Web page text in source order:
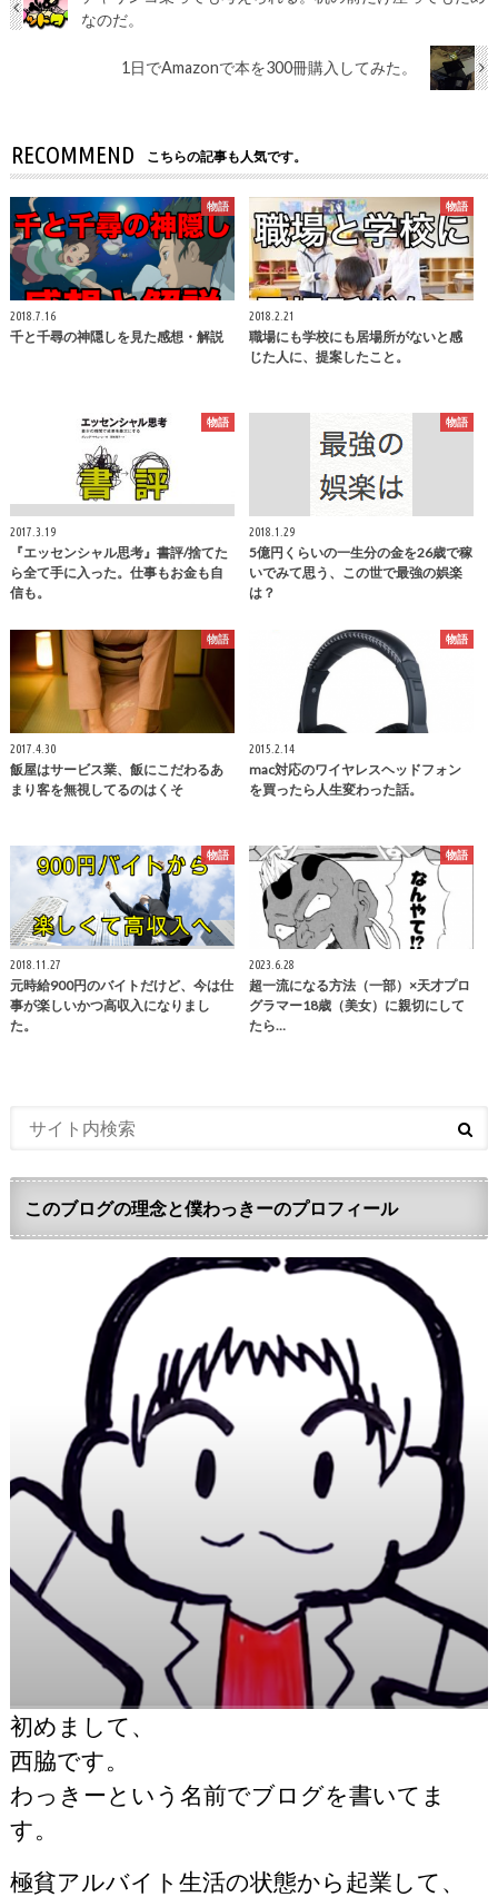
なのだ。
1日でAmazonで本を300冊購入してみた。
RECOMMEND こちらの記事も人気です。
物語
2018.7.16
千と千尋の神隠しを見た感想・解説
物語
2018.2.21
職場にも学校にも居場所がないと感
じた人に、提案したこと。
物語
2017.3.19
『エッセンシャル思考』書評/捨てた
ら全て手に入った。仕事もお金も自
信も。
物語
2018.1.29
5億円くらいの一生分の金を26歳で稼
いでみて思う、この世で最強の娯楽
は？
物語
2017.4.30
飯屋はサービス業、飯にこだわるあ
まり客を無視してるのはくそ
物語
2015.2.14
mac対応のワイヤレスヘッドフォン
を買ったら人生変わった話。
物語
2018.11.27
元時給900円のバイトだけど、今は仕
事が楽しいかつ高収入になりまし
た。
物語
2023.6.28
超一流になる方法（一部）×天才プロ
グラマー18歳（美女）に親切にして
たら…
このブログの理念と僕わっきーのプロフィール
初めまして、
西脇です。
わっきーという名前でブログを書いてま
す。
極貧アルバイト生活の状態から起業して、